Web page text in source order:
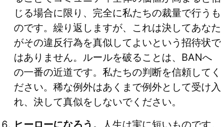
じる場合に限り、完全に私たちの裁量で行うも
のです。繰り返しますが、これは決してあなた
がその違反行為を真似してよいという招待状で
はありません。ルールを破ることは、BANへ
の一番の近道です。私たちの判断を信頼してく
ださい。稀な例外はあくまで例外として受け入
れ、決して真似をしないでください。
ヒーローになろう。
人生は実に短いものです。